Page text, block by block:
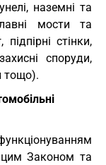
наземні та
мости та
стінки,
споруди,
тощо).
цим Законом та